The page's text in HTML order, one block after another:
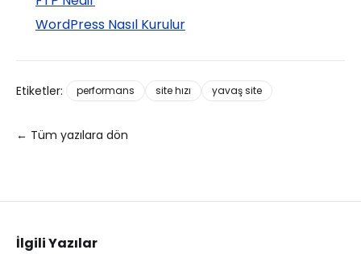
WordPress Nasıl Kurulur
Etiketler: performans site hızı yavaş site
← Tüm yazılara dön
İlgili Yazılar